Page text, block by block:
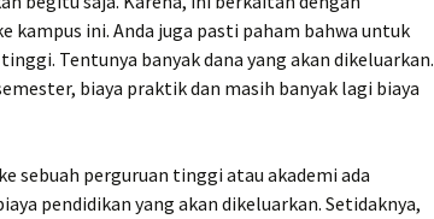
kampus ini. Anda juga pasti paham bahwa untuk
Tentunya banyak dana yang akan dikeluarkan.
biaya praktik dan masih banyak lagi biaya
sebuah perguruan tinggi atau akademi ada
pendidikan yang akan dikeluarkan. Setidaknya,